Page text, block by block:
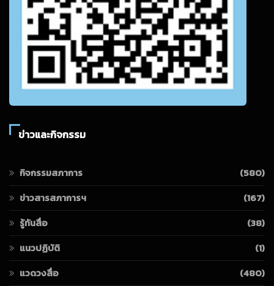
ข่าวและกิจกรรม
กิจกรรมสภาการ
(580)
ข่าวสารสภาการฯ
(167)
รู้ทันสื่อ
(38)
แนวปฏิบัติ
(1)
แวดวงสื่อ
(480)